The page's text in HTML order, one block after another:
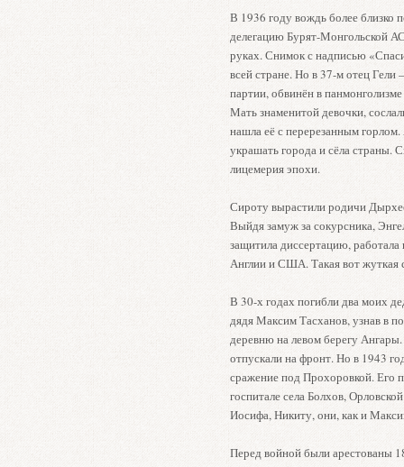
В 1936 году вождь более близко
делегацию Бурят-Монгольской
руках. Снимок с надписью
всей стране. Но в 37-м отец
партии, обвинён в
Мать знаменитой девочки,
нашла её с перерезанным
украшать города и сёла страны.
лицемерия эпохи.
Сироту вырастили родичи
Выйдя замуж за сокурсника,
защитила диссертацию,
Англии и США. Такая вот жуткая
В 30-х годах погибли два моих
дядя Максим Тасханов, узнав в
деревню на левом берегу
отпускали на фронт. Но в 1943
сражение под Прохоровкой. Его
госпитале села Болхов,
Иосифа, Никиту, они, как и
Перед войной были арестованы